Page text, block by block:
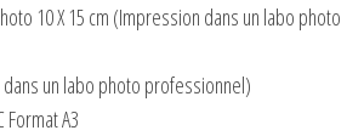
10 X 15 cm (Impression dans un labo photo
un labo photo professionnel)
Format A3